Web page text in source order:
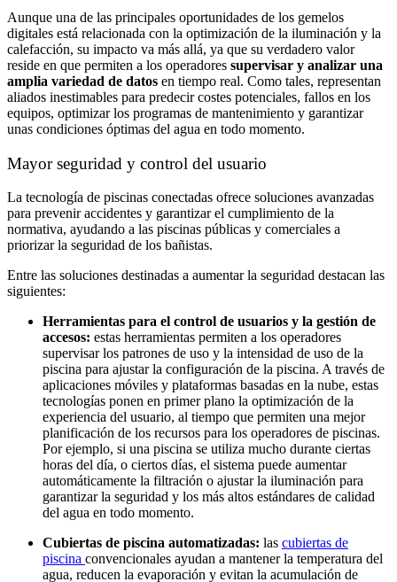
Aunque una de las principales oportunidades de los gemelos
digitales está relacionada con la optimización de la iluminación y la
calefacción, su impacto va más allá, ya que su verdadero valor
reside en que permiten a los operadores supervisar y analizar una
amplia variedad de datos en tiempo real. Como tales, representan
aliados inestimables para predecir costes potenciales, fallos en los
equipos, optimizar los programas de mantenimiento y garantizar
unas condiciones óptimas del agua en todo momento.
Mayor seguridad y control del usuario
La tecnología de piscinas conectadas ofrece soluciones avanzadas
para prevenir accidentes y garantizar el cumplimiento de la
normativa, ayudando a las piscinas públicas y comerciales a
priorizar la seguridad de los bañistas.
Entre las soluciones destinadas a aumentar la seguridad destacan las
siguientes:
Herramientas para el control de usuarios y la gestión de
accesos: estas herramientas permiten a los operadores
supervisar los patrones de uso y la intensidad de uso de la
piscina para ajustar la configuración de la piscina. A través de
aplicaciones móviles y plataformas basadas en la nube, estas
tecnologías ponen en primer plano la optimización de la
experiencia del usuario, al tiempo que permiten una mejor
planificación de los recursos para los operadores de piscinas.
Por ejemplo, si una piscina se utiliza mucho durante ciertas
horas del día, o ciertos días, el sistema puede aumentar
automáticamente la filtración o ajustar la iluminación para
garantizar la seguridad y los más altos estándares de calidad
del agua en todo momento.
Cubiertas de piscina automatizadas: las cubiertas de
piscina convencionales ayudan a mantener la temperatura del
agua, reducen la evaporación y evitan la acumulación de